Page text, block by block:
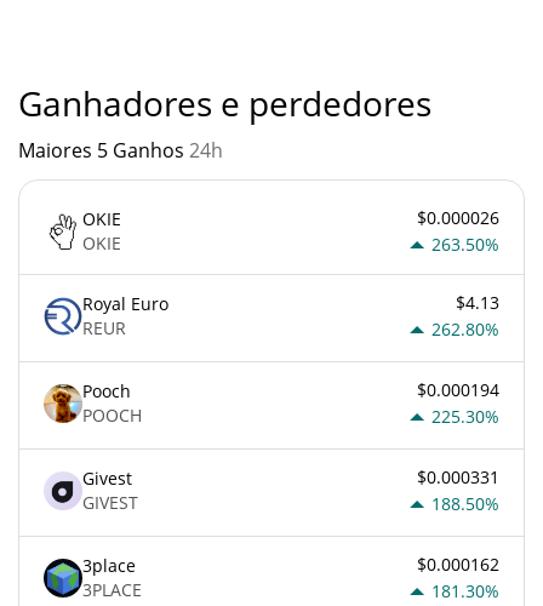
Ganhadores e perdedores
Maiores 5 Ganhos 24h
OKIE
OKIE
$0.000026
263.50%
Royal Euro
REUR
$4.13
262.80%
Pooch
POOCH
$0.000194
225.30%
Givest
GIVEST
$0.000331
188.50%
3place
3PLACE
$0.000162
181.30%